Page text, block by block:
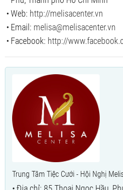
Web: http://melisacenter.vn
Email: melisa@melisacenter.vn
Facebook: http://
Trung Tâm Tiệc Cưới - Hội Nghị